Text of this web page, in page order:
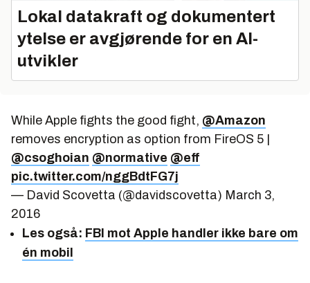
Lokal datakraft og dokumentert
ytelse er avgjørende for en AI-
utvikler
While Apple fights the good fight, @Amazon
removes encryption as option from FireOS 5 |
@csoghoian @normative @eff
pic.twitter.com/nggBdtFG7j
— David Scovetta (@davidscovetta) March 3,
2016
Les også: FBI mot Apple handler ikke bare om
én mobil